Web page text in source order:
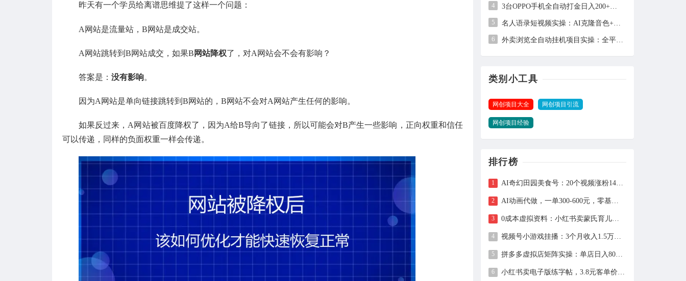
昨天有一个学员给离谱思维提了这样一个问题：
A网站是流量站，B网站是成交站。
A网站跳转到B网站成交，如果B 网站降权了，对A网站会不会有影响？
答案是： 没有影响。
因为A网站是单向链接跳转到B网站的，B网站不会对A网站产生任何的影响。
如果反过来，A网站被百度降权了，因为A给B导向了链接，所以可能会对B产生一些影响，正向权重和信任
可以传递，同样的负面权重一样会传递。
4 3台OPPO手机全自动打金日入200+：保姆级教程与全套工具详解
5 名人语录短视频实操：AI克隆音色+剪映剪辑，新手也能快速起号
6 外卖浏览全自动挂机项目实操：全平台覆盖，单窗口日收益30+，支持批量矩阵多开
类别小工具
网创项目大全 网创项目引流
网创项目经验
排行榜